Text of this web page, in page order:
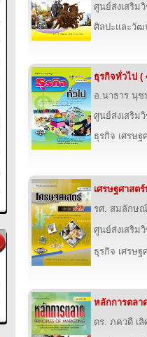
ศูนย์ส่งเสริม
ศิลปะและวัฒ
ธุรกิจทั่วไป (
อ.นาธาร นุ
ศูนย์ส่งเสริม
ธุรกิจ เศรษฐ
เศรษฐศาสต
รศ. สมลักษ
ศูนย์ส่งเสริม
ธุรกิจ เศรษฐ
หลักการตลา
ดร. ภควดี เ